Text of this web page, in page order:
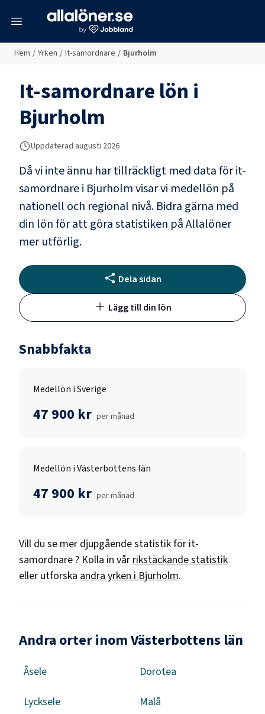
Hem / Yrken / It-samordnare / Bjurholm
It-samordnarelön i
Bjurholm
Uppdaterad augusti 2026
Då vi inte ännu har tillräckligt med data förit-
samordnarei Bjurholmvisar vi medellön på
nationell och regional nivå. Bidra gärna med
din lön för att göra statistiken på Allalöner
mer utförlig.
Dela sidan
Lägg till din lön
Snabbfakta
Medellön i Sverige
47 900 kr per månad
Medellön i Västerbottens län
47 900 kr per månad
Vill du se mer djupgående statistik för it-
samordnare? Kolla in vår rikstäckande statistik
eller utforska andra yrken i Bjurholm.
Andra orter inom Västerbottens län
Åsele Dorotea
Lycksele Malå